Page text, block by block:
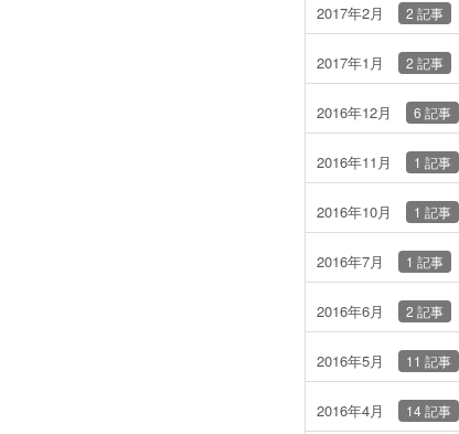
2017年2月 2 記事
2017年1月 2 記事
2016年12月 6 記事
2016年11月 1 記事
2016年10月 1 記事
2016年7月 1 記事
2016年6月 2 記事
2016年5月 11 記事
2016年4月 14 記事